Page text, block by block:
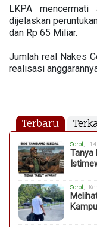
LKPA
dijelaskan
dan Rp 65 Miliar.
Jumlah real Nakes
realisasi
Terbaru
Sorot , -
Tanya
Sorot,